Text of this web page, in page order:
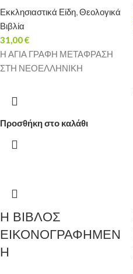
Εκκλησιαστικά Είδη,Θεολογικά
Βιβλία
31,00€
Η ΑΓΙΑ ΓΡΑΦΗ ΜΕΤΑΦΡΑΣΗ
ΣΤΗ ΝΕΟΕΛΛΗΝΙΚΗ
Προσθήκη στο καλάθι
Η ΒΙΒΛΟΣ
ΕΙΚΟΝΟΓΡΑΦΗΜΕΝ
Η